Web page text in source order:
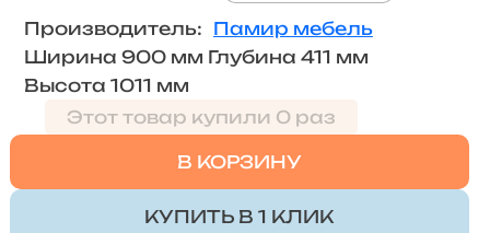
Производитель: Памир мебель
Ширина 900 мм Глубина 411 мм
Высота 1011 мм
Этот товар купили 0 раз
В КОРЗИНУ
КУПИТЬ В 1 КЛИК